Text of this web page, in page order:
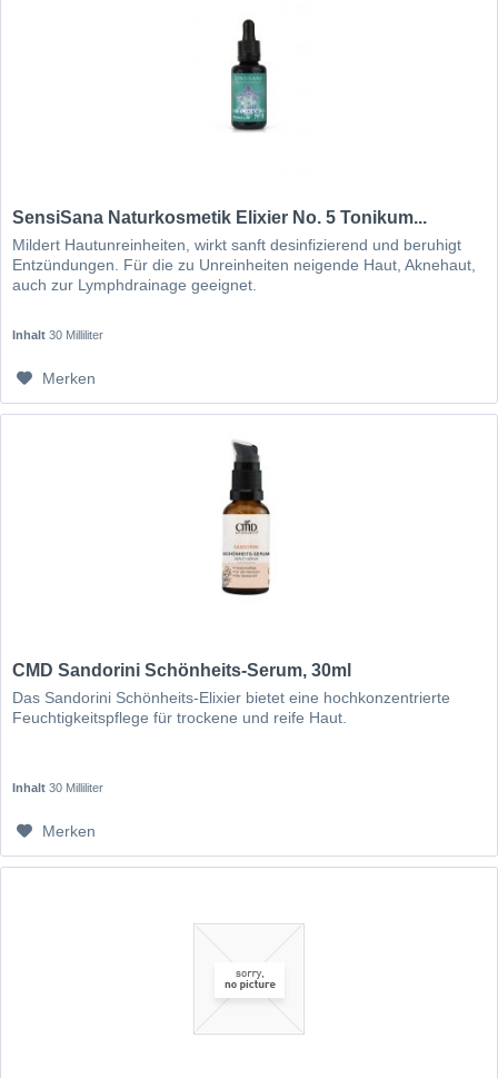
SensiSana Naturkosmetik Elixier No. 5 Tonikum...
Mildert Hautunreinheiten, wirkt sanft desinfizierend und beruhigt
Entzündungen. Für die zu Unreinheiten neigende Haut, Aknehaut,
auch zur Lymphdrainage geeignet.
Inhalt30 Milliliter
Merken
CMD Sandorini Schönheits-Serum, 30ml
Das Sandorini Schönheits-Elixier bietet eine hochkonzentrierte
Feuchtigkeitspflege für trockene und reife Haut.
Inhalt30 Milliliter
Merken